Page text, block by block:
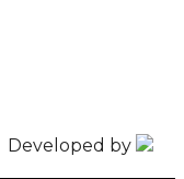
Developed by